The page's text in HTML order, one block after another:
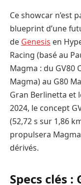
Ce showcar n’est
blueprint d’une
de Genesis en
Racing (basé au
Magma : du GV80
Magma) au G80
Gran Berlinetta et
2024, le concept
(52,72 s sur 1,86
propulsera
dérivés.
Specs clés :